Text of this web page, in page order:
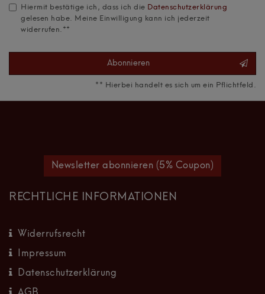
Hiermit bestätige ich, dass ich die Daten­schutz­erklärung
gelesen habe. Meine Einwilligung kann ich jederzeit
widerrufen.**
Abonnieren
** Hierbei handelt es sich um ein Pflichtfeld.
Newsletter abonnieren (5% Coupon)
RECHTLICHE INFORMATIONEN
Widerrufsrecht
Impressum
Datenschutzerklärung